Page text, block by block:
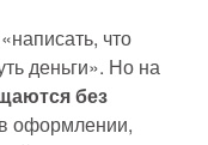
что
деньги». Но на
без
оформлении,